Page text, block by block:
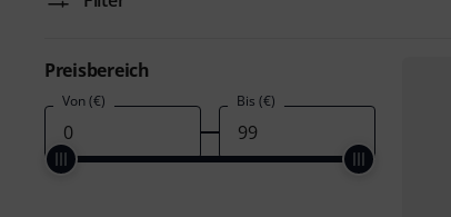
Preisbereich
Von (€) Bis (€)